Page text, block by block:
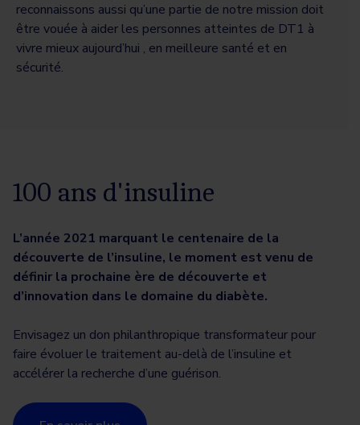
reconnaissons aussi qu’une partie de notre mission doit
être vouée à aider les personnes atteintes de DT1 à
vivre mieux aujourd’hui , en meilleure santé et en
sécurité.
100 ans d'insuline
L’année 2021 marquant le centenaire de la
découverte de l’insuline, le moment est venu de
définir la prochaine ère de découverte et
d’innovation dans le domaine du diabète.
Envisagez un don philanthropique transformateur pour
faire évoluer le traitement au-delà de l’insuline et
accélérer la recherche d’une guérison.